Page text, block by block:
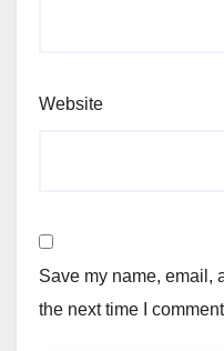
Website
Save my name, email,
the next time I